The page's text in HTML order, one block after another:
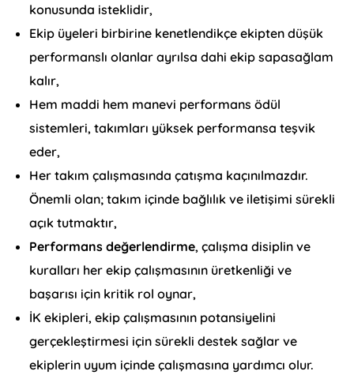
konusunda isteklidir,
Ekip üyeleri birbirine kenetlendikçe ekipten düşük
performanslı olanlar ayrılsa dahi ekip sapasağlam
kalır,
Hem maddi hem manevi performans ödül
sistemleri, takımları yüksek performansa teşvik
eder,
Her takım çalışmasında çatışma kaçınılmazdır.
Önemli olan; takım içinde bağlılık ve iletişimi sürekli
açık tutmaktır,
Performans değerlendirme, çalışma disiplin ve
kuralları her ekip çalışmasının üretkenliği ve
başarısı için kritik rol oynar,
İK ekipleri, ekip çalışmasının potansiyelini
gerçekleştirmesi için sürekli destek sağlar ve
ekiplerin uyum içinde çalışmasına yardımcı olur.